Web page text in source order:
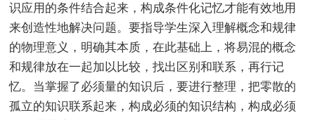
识应用的条件结合起来，构成条件化记忆才能有效地用
来创造性地解决问题。要指导学生深入理解概念和规律
的物理意义，明确其本质，在此基础上，将易混的概念
和规律放在一起加以比较，找出区别和联系，再行记
忆。当掌握了必须量的知识后，要进行整理，把零散的
孤立的知识联系起来，构成必须的知识结构，构成必须